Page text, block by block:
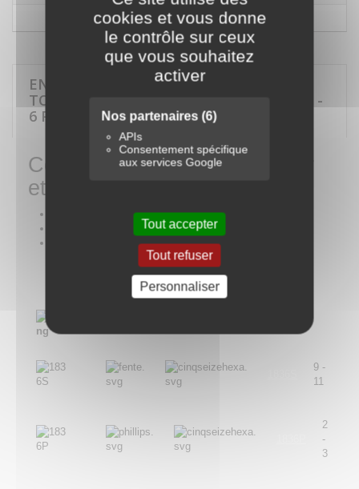
cookies et vous donne
le contrôle sur ceux
que vous souhaitez
activer
Nos partenaires (6)
APIs
Consentement spécifique
aux services Google
Tout accepter
Tout refuser
Personnaliser
EN SAVOIR PLUS SUR COFFRET DE
TOURNEVIS À FRAPPER ET ACCESSOIRES -
6 PIÈCES
Coffret de tournevis à frapper
et accessoires - 6 pièces
Coffret métallique Embouts tournevis 5/16"
9 -
11
2
-
3